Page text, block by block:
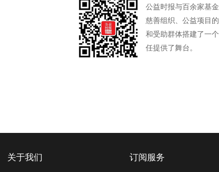
公益时报与百余家基
慈善组织、公益项目
和受助群体搭建了一
任提供了舞台。
关于我们 订阅服务